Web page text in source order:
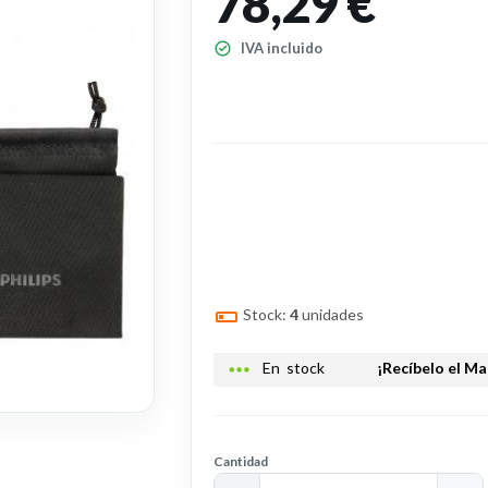
IVA incluido
Stock: 4unidades
more_horiz En stock ¡Recíbelo el
Cantidad